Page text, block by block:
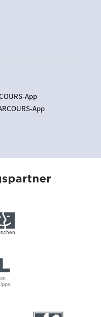
App
App